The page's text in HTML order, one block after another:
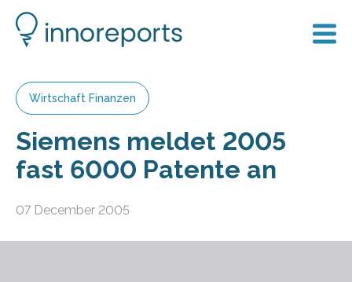
Wirtschaft Finanzen
Siemens meldet 2005
fast 6000 Patente an
07 December 2005